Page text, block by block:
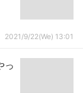
2021/9/22(We) 13:01
っ